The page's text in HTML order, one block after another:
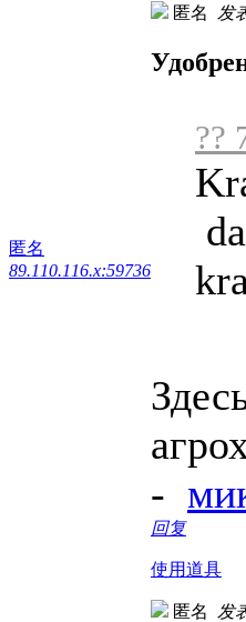
匿名
89.110.116.x:59736
匿名 发
??
-
回复
使用道具
匿名 发